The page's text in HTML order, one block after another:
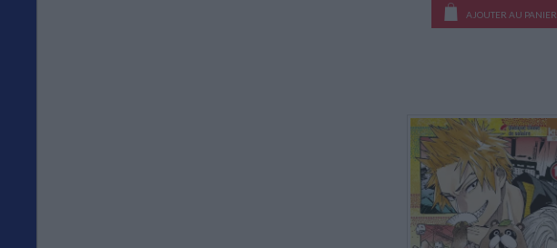
AJOUTER AU PANIER